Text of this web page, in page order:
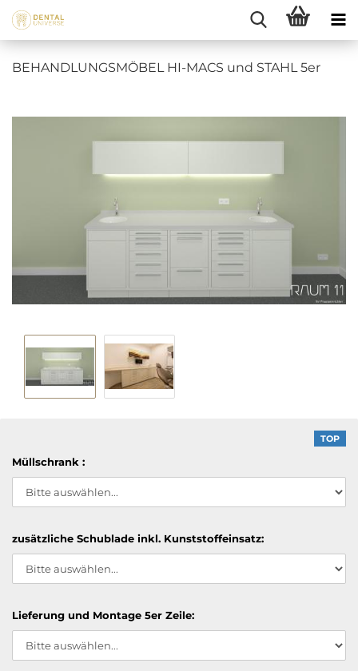
BE­HAND­LUNGS­MÖ­BEL HI-​MACS und STAHL 5er
TOP
Müllschrank :
zusätzliche Schublade inkl. Kunststoffeinsatz:
Lieferung und Montage 5er Zeile: